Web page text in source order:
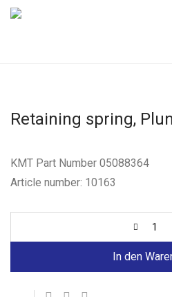
Retaining spring,
KMT Part Number 05088364
Article number: 10163
In den